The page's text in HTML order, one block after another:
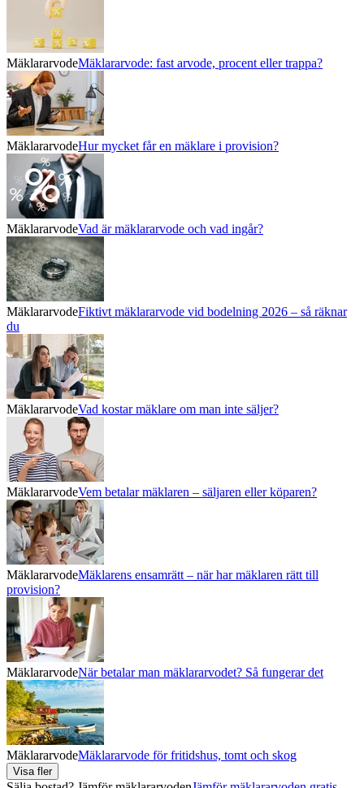
MäklararvodeMäklararvode: fast arvode, procent eller trappa?
MäklararvodeHur mycket får en mäklare i provision?
MäklararvodeVad är mäklararvode och vad ingår?
MäklararvodeFiktivt mäklararvode vid bodelning 2026 – så räknar
du
MäklararvodeVad kostar mäklare om man inte säljer?
MäklararvodeVem betalar mäklaren – säljaren eller köparen?
MäklararvodeMäklarens ensamrätt – när har mäklaren rätt till
provision?
MäklararvodeNär betalar man mäklararvodet? Så fungerar det
MäklararvodeMäklararvode för fritidshus, tomt och skog
Visa fler